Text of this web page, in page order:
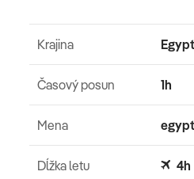
Krajina Egypt
Časový posun 1h
Mena
Dĺžka letu 4h